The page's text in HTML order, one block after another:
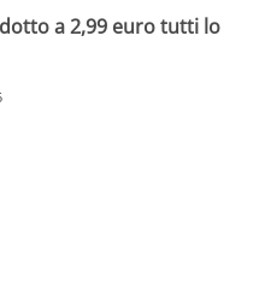
a 2,99 euro tutti lo